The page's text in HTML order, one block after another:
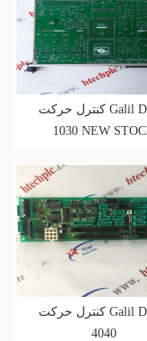
کنترل حرکت Galil DMC-
1030 NEW
کنترل حرکت Galil DMC-
4040